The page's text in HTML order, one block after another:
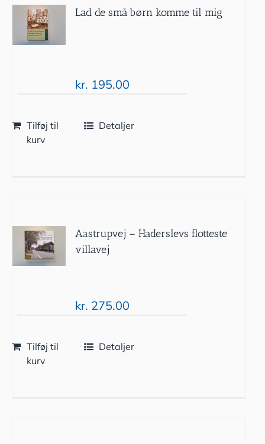
Lad de små børn komme til mig
kr. 195.00
Tilføj til
kurv
Detaljer
Aastrupvej – Haderslevs flotteste
villavej
kr. 275.00
Tilføj til
kurv
Detaljer